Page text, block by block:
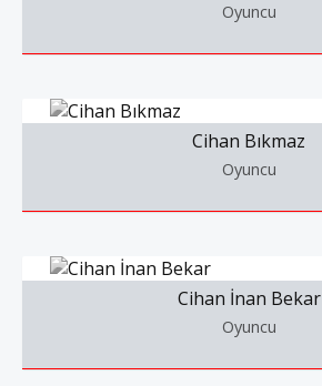
Oyuncu
Cihan Bıkmaz
Oyuncu
Cihan İnan Bekar
Oyuncu